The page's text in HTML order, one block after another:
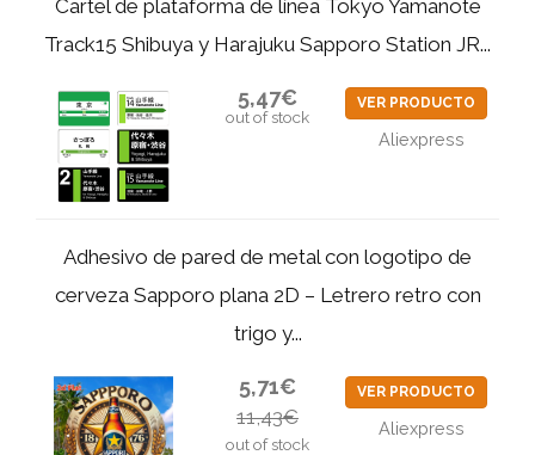
Cartel de plataforma de línea Tokyo Yamanote
Track15 Shibuya y Harajuku Sapporo Station JR...
5,47€
out of stock
VER PRODUCTO
Aliexpress
Adhesivo de pared de metal con logotipo de
cerveza Sapporo plana 2D – Letrero retro con
trigo y...
5,71€
11,43€
out of stock
VER PRODUCTO
Aliexpress